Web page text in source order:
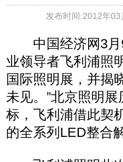
发布时间:2012年
中国经济网3月9
业领导者飞利浦照
国际照明展，并揭
未见。”北京照明
标，飞利浦借此契
的全系列LED整合